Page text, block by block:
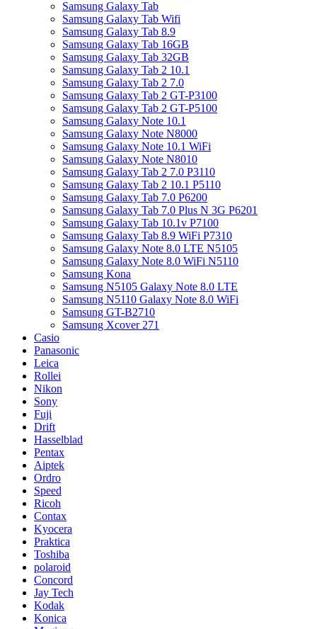
Samsung Galaxy Tab
Samsung Galaxy Tab Wifi
Samsung Galaxy Tab 8.9
Samsung Galaxy Tab 16GB
Samsung Galaxy Tab 32GB
Samsung Galaxy Tab 2 10.1
Samsung Galaxy Tab 2 7.0
Samsung Galaxy Tab 2 GT-P3100
Samsung Galaxy Tab 2 GT-P5100
Samsung Galaxy Note 10.1
Samsung Galaxy Note N8000
Samsung Galaxy Note 10.1 WiFi
Samsung Galaxy Note N8010
Samsung Galaxy Tab 2 7.0 P3110
Samsung Galaxy Tab 2 10.1 P5110
Samsung Galaxy Tab 7.0 P6200
Samsung Galaxy Tab 7.0 Plus N 3G P6201
Samsung Galaxy Tab 10.1v P7100
Samsung Galaxy Tab 8.9 WiFi P7310
Samsung Galaxy Note 8.0 LTE N5105
Samsung Galaxy Note 8.0 WiFi N5110
Samsung Kona
Samsung N5105 Galaxy Note 8.0 LTE
Samsung N5110 Galaxy Note 8.0 WiFi
Samsung GT-B2710
Samsung Xcover 271
Casio
Panasonic
Leica
Rollei
Nikon
Sony
Fuji
Drift
Hasselblad
Pentax
Aiptek
Ordro
Speed
Ricoh
Contax
Kyocera
Praktica
Toshiba
polaroid
Concord
Jay Tech
Kodak
Konica